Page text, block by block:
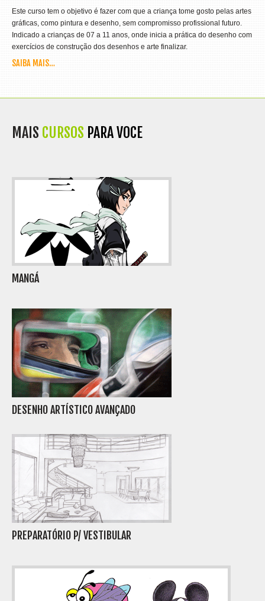
Este curso tem o objetivo é fazer com que a criança tome gosto pelas artes
gráficas, como pintura e desenho, sem compromisso profissional futuro.
Indicado a crianças de 07 a 11 anos, onde inicia a prática do desenho com
exercícios de construção dos desenhos e arte finalizar.
SAIBA MAIS…
MAIS CURSOS PARA VOCE
MANGÁ
DESENHO ARTÍSTICO AVANÇADO
PREPARATÓRIO P/ VESTIBULAR